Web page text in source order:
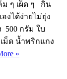
ม ๆ เผ็ด ๆ กิน
งได้ง่ายไม่ยุ่ง
500 กรัม ใบ
ม็ด น้ำพริกแกง
»